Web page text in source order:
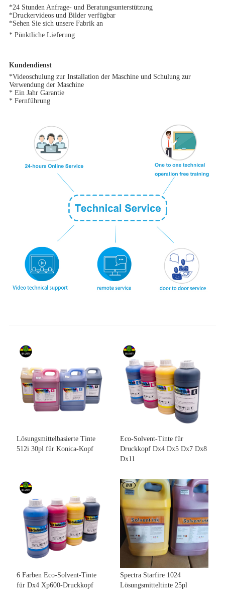
*24 Stunden Anfrage- und Beratungsunterstützung
*Druckervideos und Bilder verfügbar
*Sehen Sie sich unsere Fabrik an
* Pünktliche Lieferung
Kundendienst
*Videoschulung zur Installation der Maschine und Schulung zur
Verwendung der Maschine
* Ein Jahr Garantie
* Fernführung
Lösungsmittelbasierte Tinte
512i 30pl für Konica-Kopf
Eco-Solvent-Tinte für
Druckkopf Dx4 Dx5 Dx7 Dx8
Dx11
6 Farben Eco-Solvent-Tinte
für Dx4 Xp600-Druckkopf
Spectra Starfire 1024
Lösungsmitteltinte 25pl